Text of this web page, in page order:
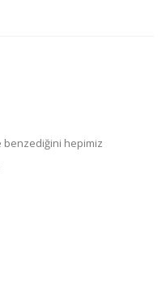
benzediğini hepimiz